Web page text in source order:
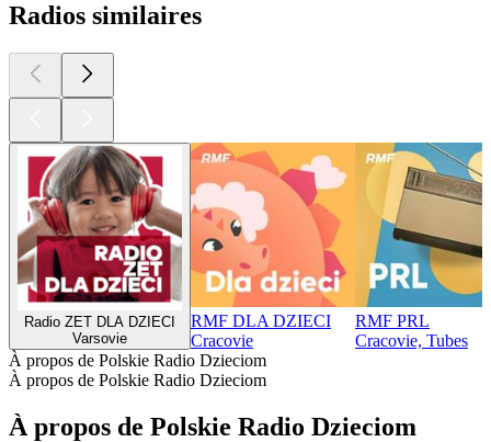
Radios similaires
Radio ZET DLA DZIECI
Varsovie
RMF DLA DZIECI
Cracovie
RMF PRL
Cracovie, Tubes
À propos de Polskie Radio Dzieciom
À propos de Polskie Radio Dzieciom
À propos de Polskie Radio Dzieciom